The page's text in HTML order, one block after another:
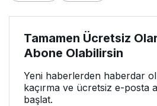
Tamamen Ücretsiz
Abone Olabilirsin
Yeni haberlerden haberdar
kaçırma ve ücretsiz e-posta
başlat.